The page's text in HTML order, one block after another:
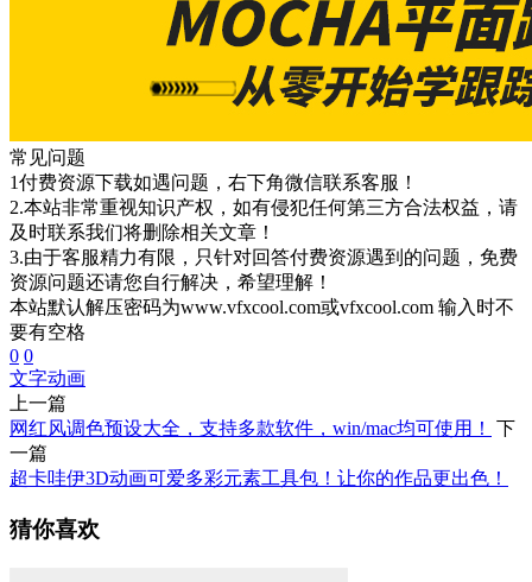
常见问题
1付费资源下载如遇问题，右下角微信联系客服！
2.本站非常重视知识产权，如有侵犯任何第三方合法权益，请
及时联系我们将删除相关文章！
3.由于客服精力有限，只针对回答付费资源遇到的问题，免费
资源问题还请您自行解决，希望理解！
本站默认解压密码为www.vfxcool.com或vfxcool.com 输入时不
要有空格
0 0
文字动画
上一篇
网红风调色预设大全，支持多款软件，win/mac均可使用！
下
一篇
超卡哇伊3D动画可爱多彩元素工具包！让你的作品更出色！
猜你喜欢